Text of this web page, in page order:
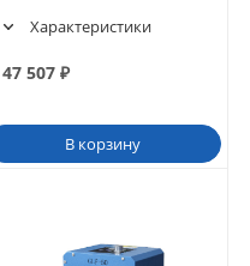
Характеристики
47 507₽
В корзину